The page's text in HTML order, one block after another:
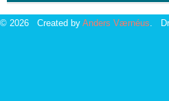
© 2026 Created by Anders Værnéus .